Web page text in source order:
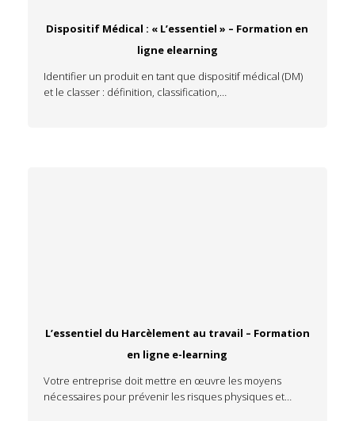
Dispositif Médical : « L’essentiel » – Formation en
ligne elearning
Identifier un produit en tant que dispositif médical (DM)
et le classer : définition, classification,…
L’essentiel du Harcèlement au travail – Formation
en ligne e-learning
Votre entreprise doit mettre en œuvre les moyens
nécessaires pour prévenir les risques physiques et…